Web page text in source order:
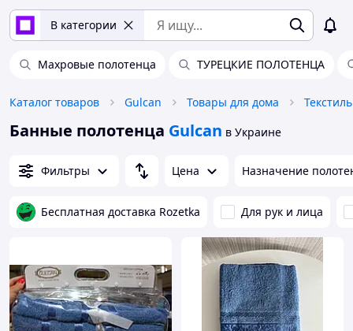
В категории
Махровые полотенца ТУРЕЦКИЕ ПОЛОТЕНЦА
Каталог товаров Gulcan Товары для дома Текстиль
Банные полотенца Gulcan в Украине
Фильтры Цена Назначение
Бесплатная доставка Rozetka Для рук и лица